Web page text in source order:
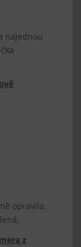
najednou
opravila,
z